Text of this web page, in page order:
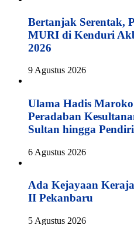
Bertanjak Serentak,
MURI di Kenduri
2026
9 Agustus 2026
Ulama Hadis
Peradaban
Sultan hingga
6 Agustus 2026
Ada Kejayaan
II Pekanbaru
5 Agustus 2026